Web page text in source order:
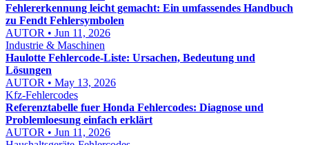
Fehlererkennung leicht gemacht: Ein umfassendes Handbuch
zu Fendt Fehlersymbolen
AUTOR • Jun 11, 2026
Industrie & Maschinen
Haulotte Fehlercode-Liste: Ursachen, Bedeutung und
Lösungen
AUTOR • May 13, 2026
Kfz-Fehlercodes
Referenztabelle fuer Honda Fehlercodes: Diagnose und
Problemloesung einfach erklärt
AUTOR • Jun 11, 2026